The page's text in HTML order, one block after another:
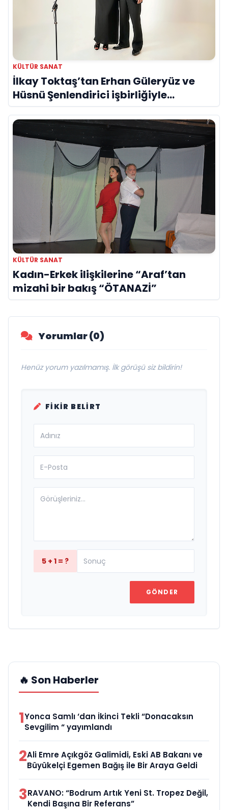
KÜLTÜR SANAT
İlkay Toktaş’tan Erhan Güleryüz ve
Hüsnü Şenlendirici işbirliğiyle
duygusal bir aşk manifestosu: “Deliler
Gibi”
KÜLTÜR SANAT
Kadın-Erkek ilişkilerine “Araf’tan
mizahi bir bakış “ÖTANAZİ”
Yorumlar (0)
Henüz yorum yazılmamış. İlk görüşü siz bildirin!
FIKIR BELIRT
5 + 1 = ?
GÖNDER
🔥 Son Haberler
1Yonca Samlı ‘dan İkinci Tekli “Donacaksın
Sevgilim “ yayımlandı
2Ali Emre Açıkgöz Galimidi, Eski AB Bakanı ve
Büyükelçi Egemen Bağış ile Bir Araya Geldi
3RAVANO: “Bodrum Artık Yeni St. Tropez Değil,
Kendi Başına Bir Referans”